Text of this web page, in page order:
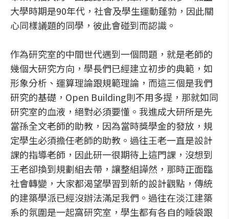
大學時期是90年代，社會及學生運動蓬勃，因此關
心同樣議題的同學，彼此會碰到而認識。
作為研究室的中間世代遇到一個問題，就是老師的
幾個大研究方向，學長們已經建立初步的典範，如
形象分析、運算理論跟規範理論，而這三個是我們
研究的基礎，Open Building則不用多提，那就如同
研究室的血液，絕對必須要懂。我進成大研所是先
當孫全文老師的助教，因為當時獎學金的發放，規
定學生必須擔任老師的助教。過往王老一直是設計
課的指導老師，因此研一很期待上這門課，沒想到
王老卻換到規劃組去帶，讓整組譁然，那時正面臨
社會轉變，大家都渴望學習到新的設計觀點，傳統
的建築學派已經沒辦法滿足我們。過往在淡江建築
系的氛圍是一起窩研究室，學生都有各自的睡袋跟